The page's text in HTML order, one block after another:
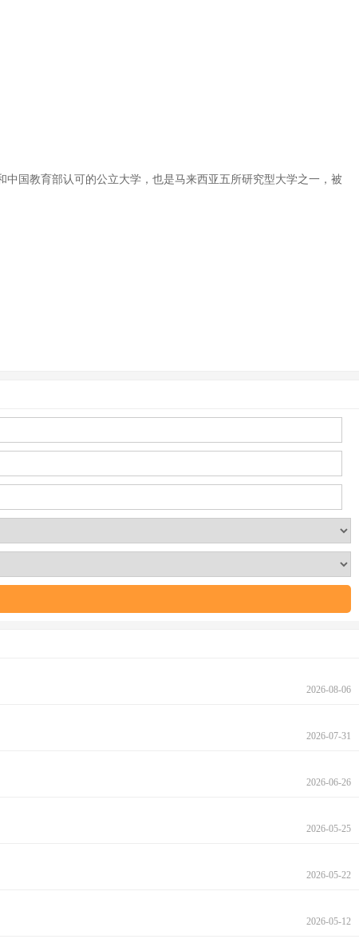
国教育部认可的公立大学，也是马来西亚五所研究型大学之一，被
2026-08-06
2026-07-31
2026-06-26
2026-05-25
2026-05-22
2026-05-12